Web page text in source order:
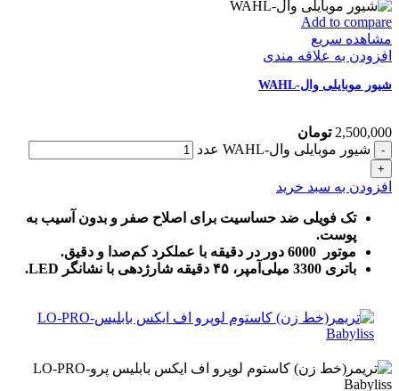
Add to compare
مشاهده سریع
افزودن به علاقه مندی
شیور موبایلی وال-WAHL
2,500,000 تومان
شیور موبایلی وال-WAHL عدد
افزودن به سبد خرید
تک فویلی ضد حساسیت برای اصلاح صفر و بدون آسیب به
پوست.
موتور 6000 دور در دقیقه با عملکرد کم‌صدا و دقیق.
باتری 3300 میلی‌آمپر، ۴۵ دقیقه شارژدهی با نشانگر LED.